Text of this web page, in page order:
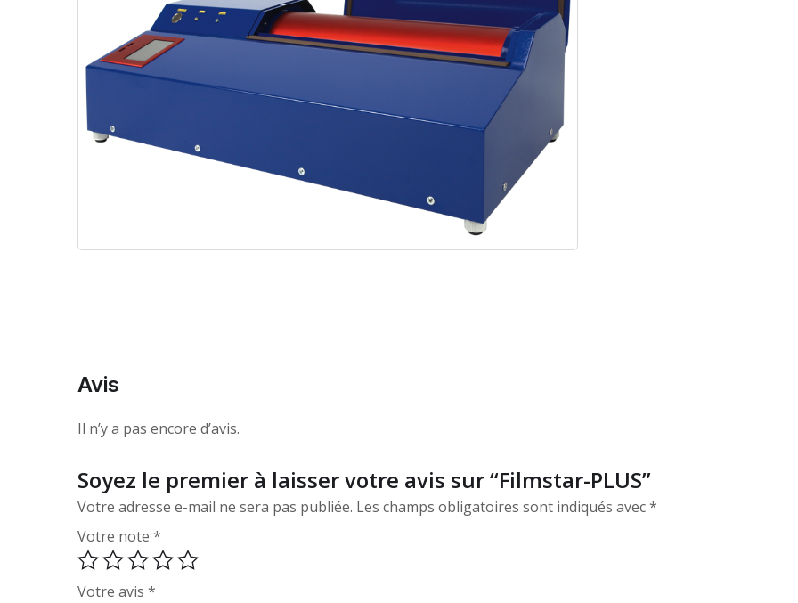
Avis
Il n’y a pas encore d’avis.
Soyez le premier à laisser votre avis sur “Filmstar-PLUS”
Votre adresse e-mail ne sera pas publiée. Les champs obligatoires sont indiqués avec*
Votre note *
Votre avis *